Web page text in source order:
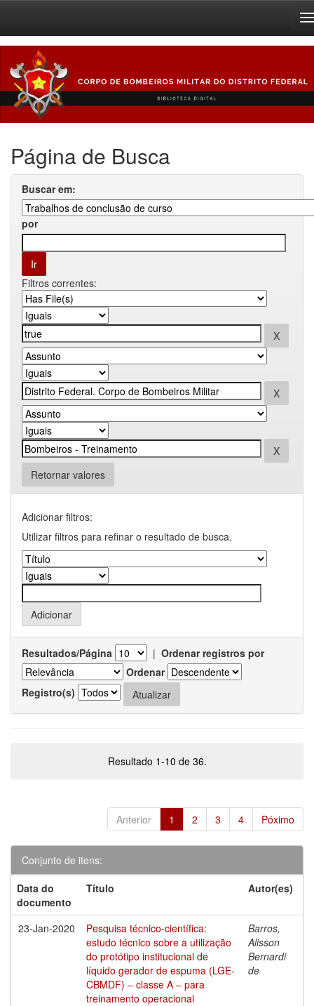
navigation
Página de Busca
Buscar em:
por
Filtros correntes:
Retornar valores
Adicionar filtros:
Utilizar filtros para refinar o resultado de busca.
Resultados/Página | Ordenar registros por
Ordenar
Registro(s)
Resultado 1-10 de 36.
Anterior 1 2 3 4 Póximo
Conjunto de itens:
Data do
documento
Título Autor(es)
23-Jan-2020
Pesquisa técnico-científica:
estudo técnico sobre a utilização
do protótipo institucional de
líquido gerador de espuma (LGE-
CBMDF) – classe A – para
treinamento operacional
Barros,
Alisson
Bernardi
de